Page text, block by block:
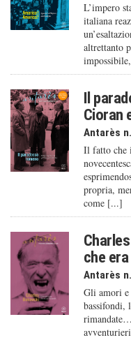
L’impero
italiana
altrettanto
Il
Cioran
Antarès
Il fatto che
propria,
come [...]
che
Antarès
Gli amori e
bassifondi,